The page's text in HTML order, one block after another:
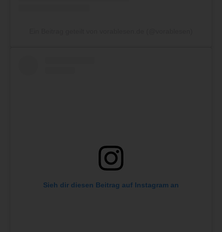
Sieh dir diesen Beitrag auf Instagram an